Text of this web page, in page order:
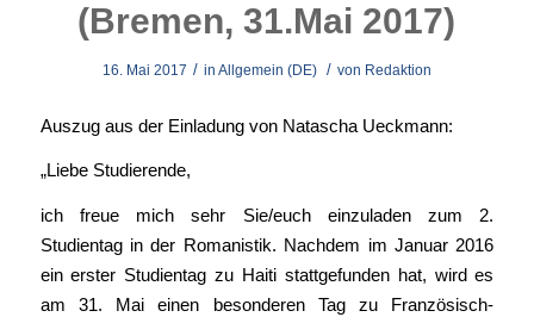
(Bremen, 31.Mai 2017)
16. Mai 2017 / in Allgemein (DE) / von Redaktion
Auszug aus der Einladung von Natascha Ueckmann:
„Liebe Studierende,
ich freue mich sehr Sie/euch einzuladen zum 2.
Studientag in der Romanistik. Nachdem im Januar 2016
ein erster Studientag zu Haiti stattgefunden hat, wird es
am 31. Mai einen besonderen Tag zu Französisch-